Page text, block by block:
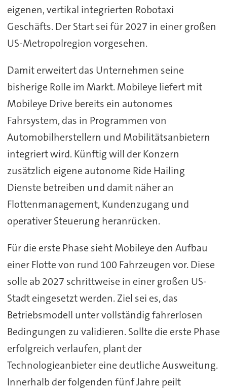
eigenen, vertikal integrierten Robotaxi
Geschäfts. Der Start sei für 2027 in einer großen
US-Metropolregion vorgesehen.
Damit erweitert das Unternehmen seine
bisherige Rolle im Markt. Mobileye liefert mit
Mobileye Drive bereits ein autonomes
Fahrsystem, das in Programmen von
Automobilherstellern und Mobilitätsanbietern
integriert wird. Künftig will der Konzern
zusätzlich eigene autonome Ride Hailing
Dienste betreiben und damit näher an
Flottenmanagement, Kundenzugang und
operativer Steuerung heranrücken.
Für die erste Phase sieht Mobileye den Aufbau
einer Flotte von rund 100 Fahrzeugen vor. Diese
solle ab 2027 schrittweise in einer großen US-
Stadt eingesetzt werden. Ziel sei es, das
Betriebsmodell unter vollständig fahrerlosen
Bedingungen zu validieren. Sollte die erste Phase
erfolgreich verlaufen, plant der
Technologieanbieter eine deutliche Ausweitung.
Innerhalb der folgenden fünf Jahre peilt